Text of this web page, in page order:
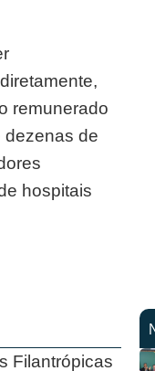
remunerado
dezenas de
hospitais
Filantrópicas